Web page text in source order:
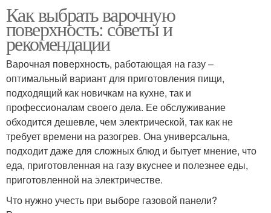
Как выбрать варочную
поверхность: советы и
рекомендации
Варочная поверхность, работающая на газу –
оптимальный вариант для приготовления пищи,
подходящий как новичкам на кухне, так и
профессионалам своего дела. Ее обслуживание
обходится дешевле, чем электрической, так как не
требует времени на разогрев. Она универсальна,
подходит даже для сложных блюд и бытует мнение, что
еда, приготовленная на газу вкуснее и полезнее еды,
приготовленной на электричестве.
Что нужно учесть при выборе газовой панели?